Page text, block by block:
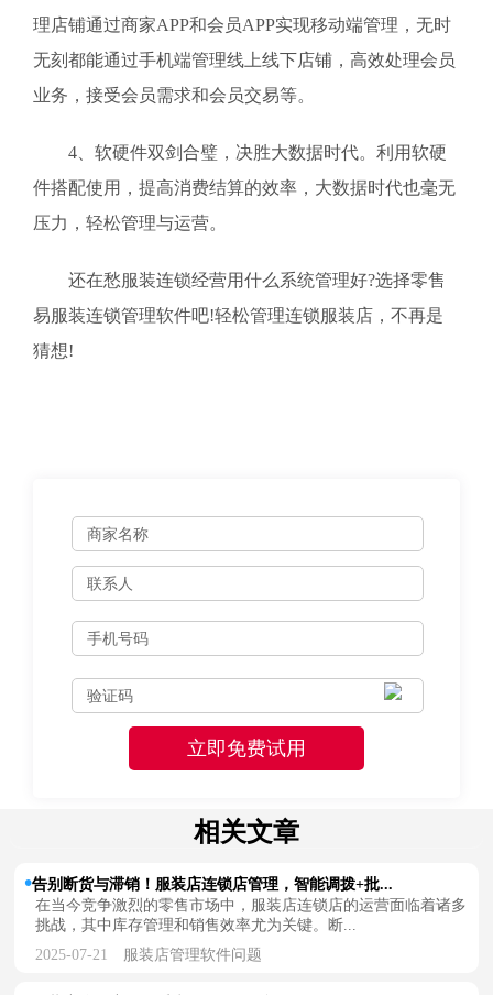
理店铺通过商家APP和会员APP实现移动端管理，无时
无刻都能通过手机端管理线上线下店铺，高效处理会员
业务，接受会员需求和会员交易等。
4、软硬件双剑合璧，决胜大数据时代。利用软硬
件搭配使用，提高消费结算的效率，大数据时代也毫无
压力，轻松管理与运营。
还在愁服装连锁经营用什么系统管理好?选择零售
易服装连锁管理软件吧!轻松管理连锁服装店，不再是
猜想!
相关文章
告别断货与滞销！服装店连锁店管理，智能调拨+批...
在当今竞争激烈的零售市场中，服装店连锁店的运营面临着诸多
挑战，其中库存管理和销售效率尤为关键。断...
2025-07-21 服装店管理软件问题